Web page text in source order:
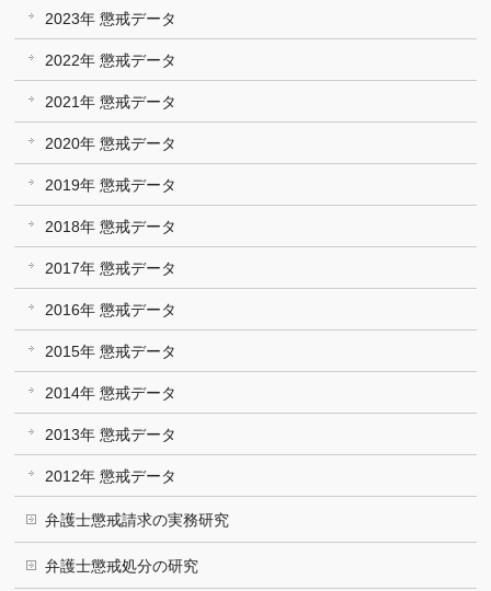
2023年 懲戒データ
2022年 懲戒データ
2021年 懲戒データ
2020年 懲戒データ
2019年 懲戒データ
2018年 懲戒データ
2017年 懲戒データ
2016年 懲戒データ
2015年 懲戒データ
2014年 懲戒データ
2013年 懲戒データ
2012年 懲戒データ
弁護士懲戒請求の実務研究
弁護士懲戒処分の研究